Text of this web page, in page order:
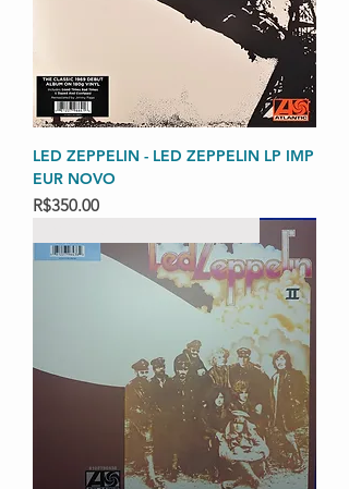
LED ZEPPELIN - LED ZEPPELIN LP IMP
EUR NOVO
Price
R$350.00